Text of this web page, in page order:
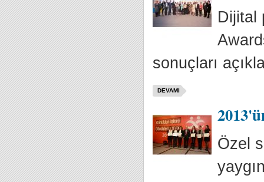
Dijital
sonuçları
DEVAMI
Özel